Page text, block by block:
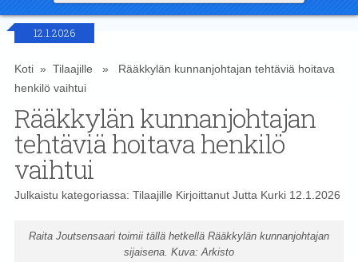
12.1.2026
Koti» Tilaajille » Rääkkylän kunnanjohtajan tehtäviä hoitava
henkilö vaihtui
Rääkkylän kunnanjohtajan
tehtäviä hoitava henkilö
vaihtui
Julkaistu kategoriassa: Tilaajille Kirjoittanut Jutta Kurki12.1.2026
Raita Joutsensaari toimii tällä hetkellä Rääkkylän kunnanjohtajan
sijaisena. Kuva: Arkisto